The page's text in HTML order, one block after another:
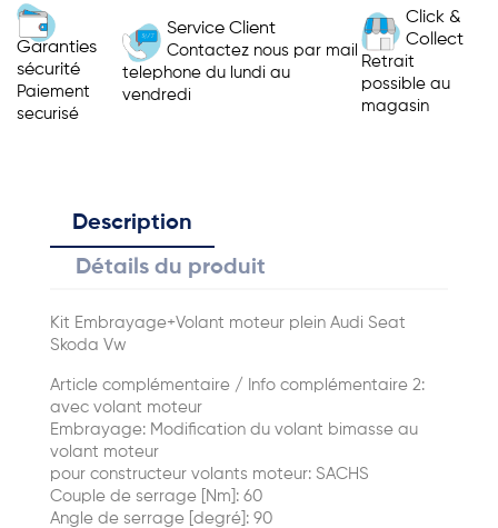
Garanties
sécurité
Paiement
securisé
Service Client
Contactez nous par mail
telephone du lundi au
vendredi
Click &
Collect
Retrait
possible au
magasin
Description
Détails du produit
Kit Embrayage+Volant moteur plein Audi Seat
Skoda Vw
Article complémentaire / Info complémentaire 2:
avec volant moteur
Embrayage: Modification du volant bimasse au
volant moteur
pour constructeur volants moteur: SACHS
Couple de serrage [Nm]: 60
Angle de serrage [degré]: 90